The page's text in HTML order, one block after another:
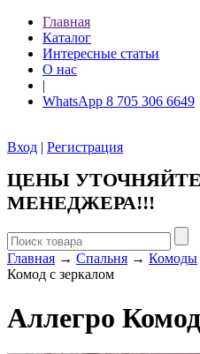
Главная
Каталог
Интересные статьи
О нас
|
WhatsApp 8 705 306 6649
Вход | Регистрация
ЦЕНЫ
МЕНЕДЖЕРА!!!
Главная → Спальня → Комоды
Комод с зеркалом
Аллегро